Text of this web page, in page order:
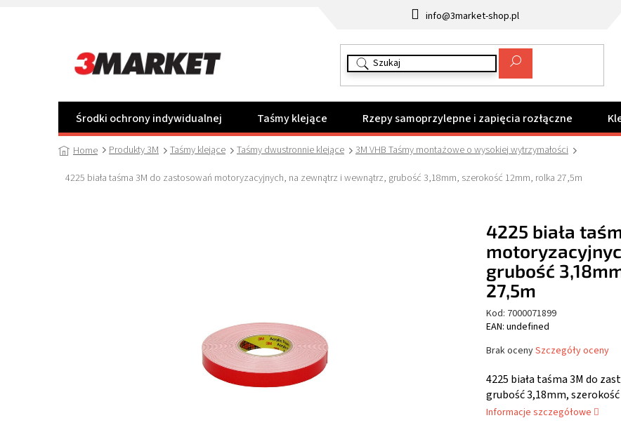
info@3market-shop.pl
Środki ochrony indywidualnej Taśmy klejące Rzepy samoprzylepne i zapięcia rozłączne
Home Produkty 3M Taśmy klejące Taśmy dwustronnie klejące
3M VHB Taśmy montażowe o wysokiej wytrzymałości
4225 biała taśma 3M do zastosowań motoryzacyjnych, na zewnątrz i wewnątrz, grubość 3,18mm, szerokość 12mm, rolka 27,5m
4225 biała taśma 3M do
grubość 3,18mm,
Informacje szczegółowe
4225 biała
grubość
27,5m
Kod: 7000071899
EAN: undefined
Średnia
produktu
wynosi
0,0
na
Brak ocenySzczegóły oceny